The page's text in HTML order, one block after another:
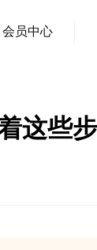
会员中心
这些